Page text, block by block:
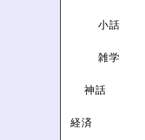
小話
雑学
神話
経済